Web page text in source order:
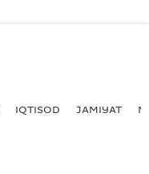
IQTISOD JAMIYAT